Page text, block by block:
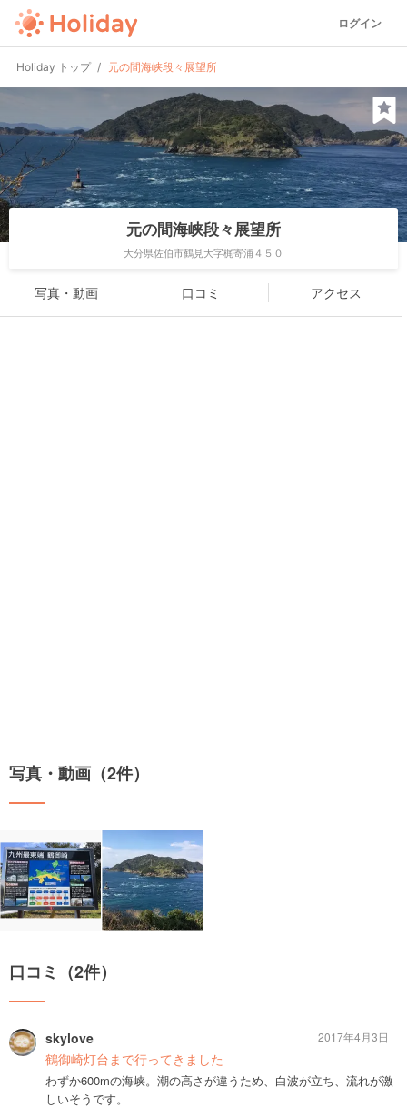
ログイン
Holiday トップ 元の間海峡段々展望所
元の間海峡段々展望所
大分県佐伯市鶴見大字梶寄浦４５０
写真・動画 口コミ アクセス
写真・動画（2件）
口コミ（2件）
skylove
鶴御崎灯台まで行ってきました
わずか600mの海峡。潮の高さが違うため、白波が立ち、流れが激
しいそうです。
2017年4月3日